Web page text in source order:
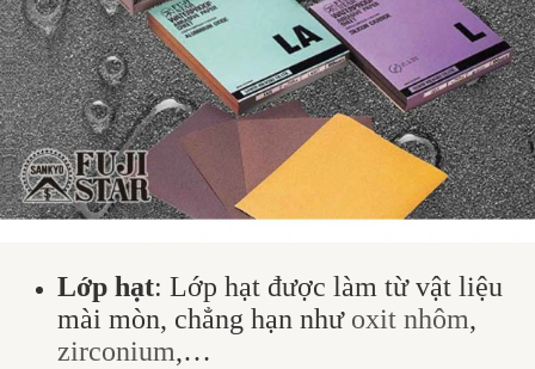
Lớp hạt: Lớp hạt được làm từ vật liệu
mài mòn, chẳng hạn như oxit nhôm,
zirconium,…